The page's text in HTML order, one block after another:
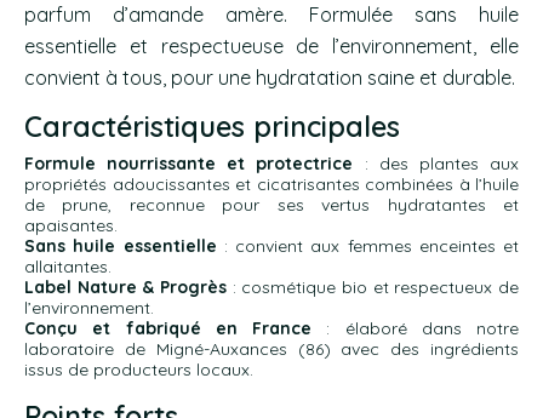
parfum d’amande amère. Formulée sans huile
essentielle et respectueuse de l’environnement, elle
convient à tous, pour une hydratation saine et durable.
Caractéristiques principales
Formule nourrissante et protectrice : des plantes aux
propriétés adoucissantes et cicatrisantes combinées à l’huile
de prune, reconnue pour ses vertus hydratantes et
apaisantes.
Sans huile essentielle : convient aux femmes enceintes et
allaitantes.
Label Nature & Progrès : cosmétique bio et respectueux de
l’environnement.
Conçu et fabriqué en France : élaboré dans notre
laboratoire de Migné-Auxances (86) avec des ingrédients
issus de producteurs locaux.